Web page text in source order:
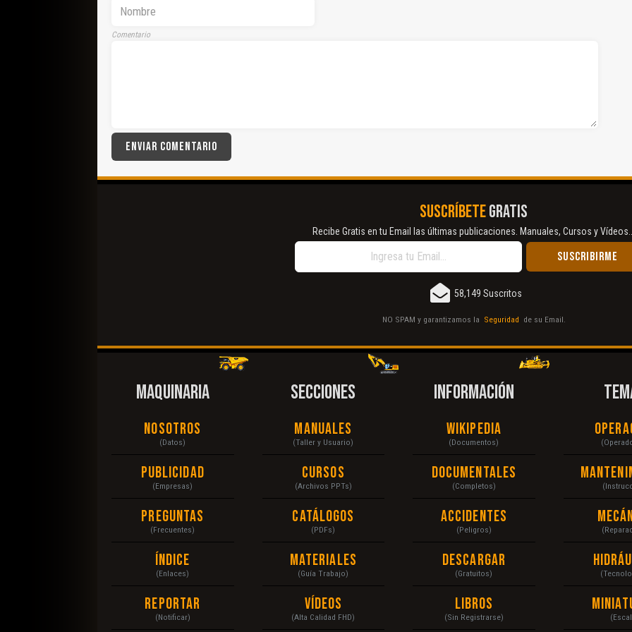
Comentario
SUSCRÍBETEGRATIS
Recibe Gratis en tu Email las últimas publicaciones. Manuales, Cursos y
58,149 Suscritos
NO SPAM y garantizamos la Seguridad de su Email.
MAQUINARIA
Nosotros
(Datos)
Publicidad
(Empresas)
Preguntas
(Frecuentes)
Índice
(Enlaces)
Reportar
(Notificar)
SECCIONES
Manuales
(Taller y Usuario)
Cursos
(Archivos PPTs)
Catálogos
(PDFs)
Materiales
(Guía Trabajo)
Vídeos
(Alta Calidad FHD)
INFORMACIÓN
Wikipedia
(Documentos)
Documentales
(Completos)
Accidentes
(Peligros)
Descargar
(Gratuitos)
Libros
(Sin Registrarse)